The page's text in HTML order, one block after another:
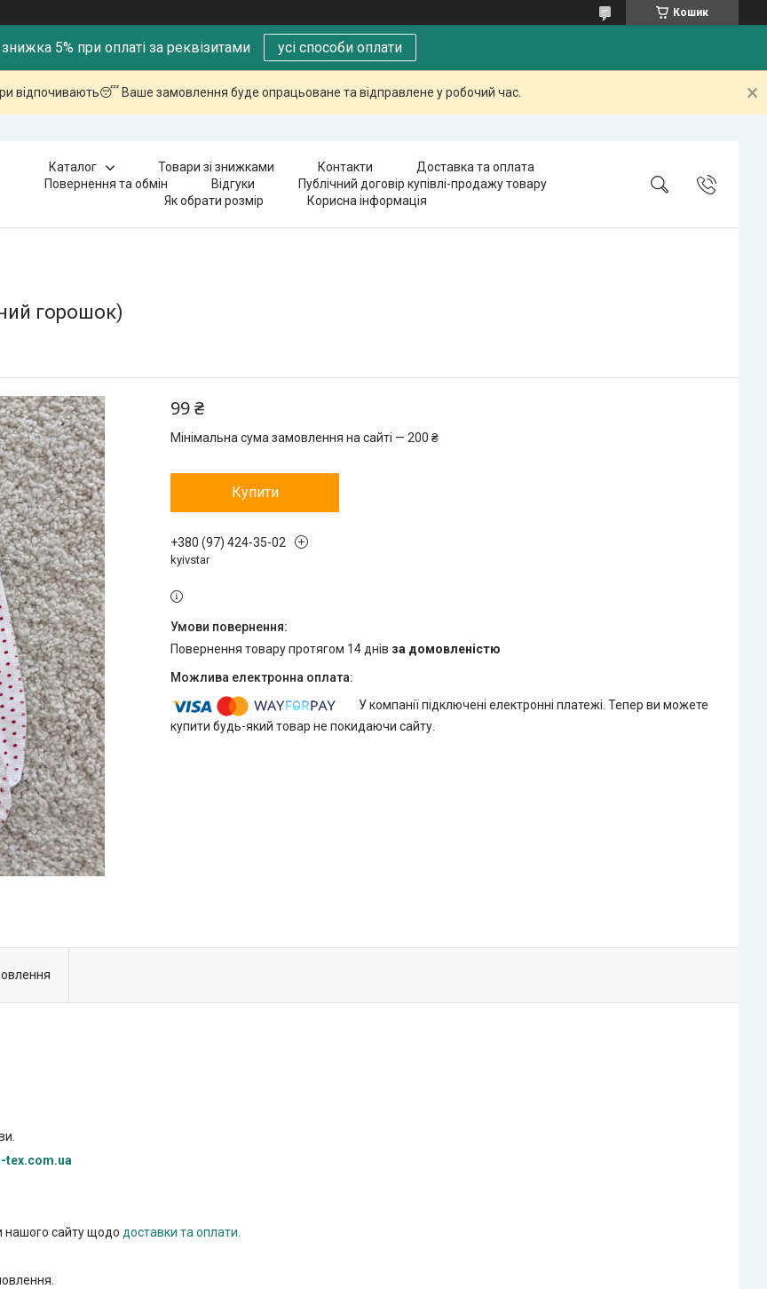
Кошик
5% при оплаті за реквізитами усі способи оплати
відпочивають😴 Ваше замовлення буде опрацьоване та відправлене у робочий час.
Каталог Товари зі знижками Контакти
Доставка та оплата
Повернення та обмін
Відгуки
Публічний договір купівлі-продажу товару
Як обрати розмір
Корисна інформація
горошок)
99 ₴
Мінімальна сума замовлення на сайті — 200 ₴
Купити
+380 (97) 424-35-02
kyivstar
повернення товару протягом 14 днів за домовленістю
У компанії підключені електронні платежі. Тепер ви можете
купити будь-який товар не покидаючи сайту.
tex.com.ua
нашого сайту щодо доставки та оплати.